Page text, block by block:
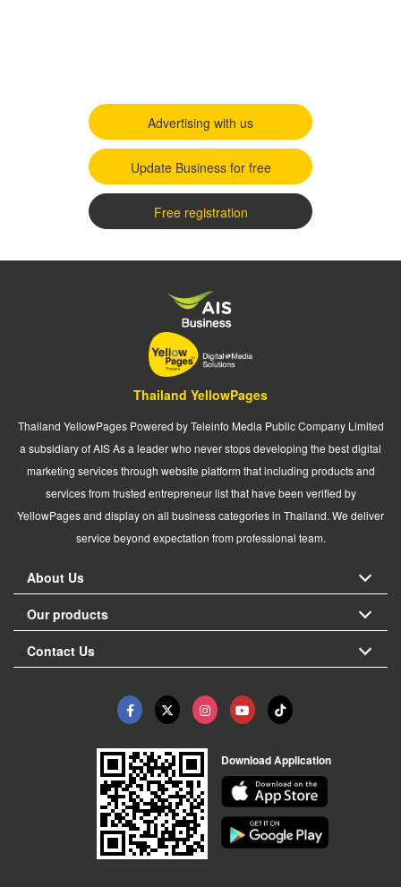
Advertising with us
Update Business for free
Free registration
Thailand YellowPages
Thailand YellowPages Powered by Teleinfo Media Public Company Limited
a subsidiary of AIS As a leader who never stops developing the best digital
marketing services through website platform that including products and
services from trusted entrepreneur list that have been verified by
YellowPages and display on all business categories in Thailand. We deliver
service beyond expectation from professional team.
About Us
Our products
Contact Us
Download Application